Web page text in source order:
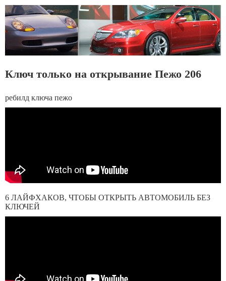
Ключ только на открывание Пежо 206
ребилд ключа пежо
6 ЛАЙФХАКОВ, ЧТОБЫ ОТКРЫТЬ АВТОМОБИЛЬ БЕЗ
КЛЮЧЕЙ